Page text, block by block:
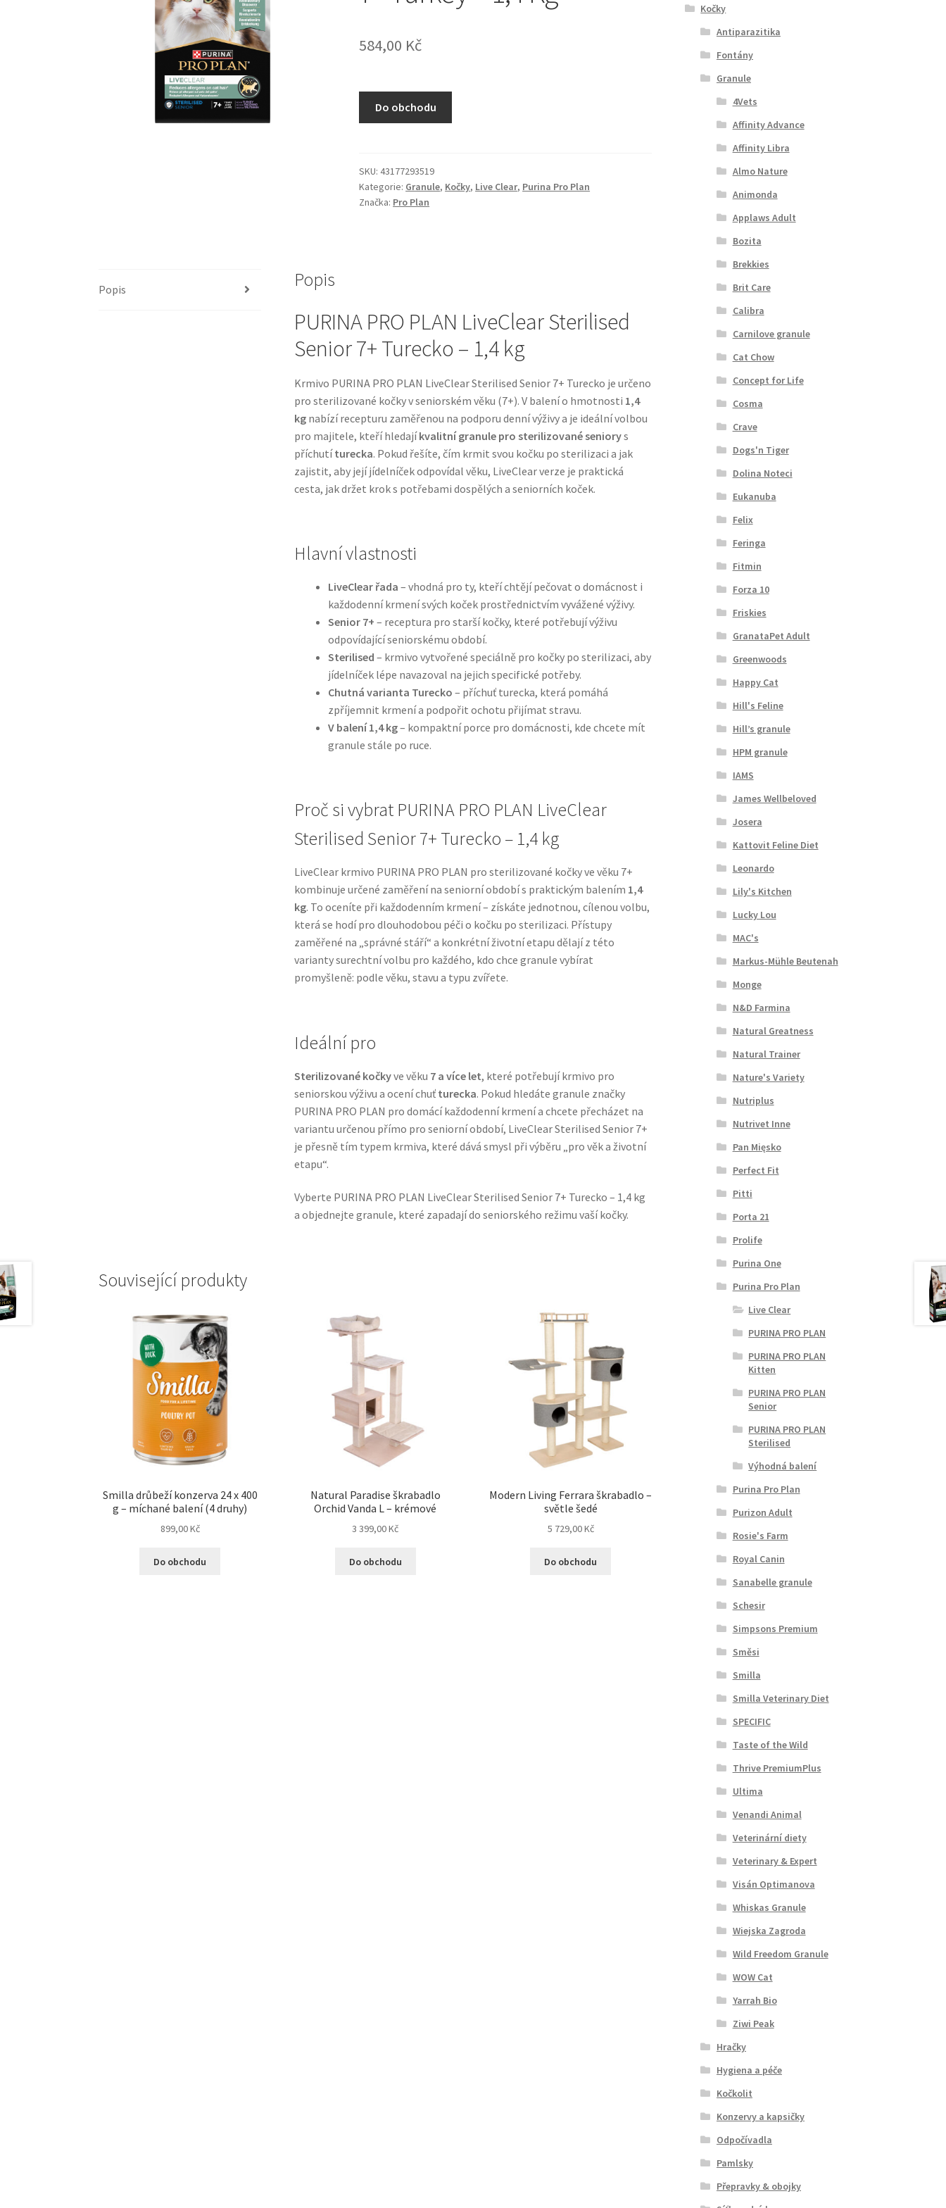
584,00 Kč
Do obchodu
SKU:43177293519
Kategorie: Granule, Kočky, Live Clear, Purina Pro Plan
Značka: Pro Plan
Popis Popis
PURINA PRO PLAN LiveClear Sterilised
Senior 7+ Turecko – 1,4 kg
Krmivo PURINA PRO PLAN LiveClear Sterilised Senior 7+ Turecko je určeno
pro sterilizované kočky v seniorském věku (7+). V balení o hmotnosti 1,4
kgnabízí recepturu zaměřenou na podporu denní výživy a je ideální volbou
pro majitele, kteří hledajíkvalitní granule pro sterilizované seniorys
příchutíturecka. Pokud řešíte, čím krmit svou kočku po sterilizaci a jak
zajistit, aby její jídelníček odpovídal věku, LiveClear verze je praktická
cesta, jak držet krok s potřebami dospělých a seniorních koček.
Hlavní vlastnosti
LiveClear řada – vhodná pro ty, kteří chtějí pečovat o domácnost i
každodenní krmení svých koček prostřednictvím vyvážené výživy.
Senior 7+ – receptura pro starší kočky, které potřebují výživu
odpovídající seniorskému období.
Sterilised – krmivo vytvořené speciálně pro kočky po sterilizaci, aby
jídelníček lépe navazoval na jejich specifické potřeby.
Chutná varianta Turecko – příchuť turecka, která pomáhá
zpříjemnit krmení a podpořit ochotu přijímat stravu.
V balení 1,4 kg– kompaktní porce pro domácnosti, kde chcete mít
granule stále po ruce.
Proč si vybrat PURINA PRO PLAN LiveClear
Sterilised Senior 7+ Turecko – 1,4 kg
LiveClear krmivo PURINA PRO PLAN pro sterilizované kočky ve věku 7+
kombinuje určené zaměření na seniorní období s praktickým balením 1,4
kg. To oceníte při každodenním krmení – získáte jednotnou, cílenou volbu,
která se hodí pro dlouhodobou péči o kočku po sterilizaci. Přístupy
zaměřené na „správné stáří“ a konkrétní životní etapu dělají z této
varianty surechtní volbu pro každého, kdo chce granule vybírat
promyšleně: podle věku, stavu a typu zvířete.
Ideální pro
Sterilizované kočkyve věku 7 a více let, které potřebují krmivo pro
seniorskou výživu a ocení chuť turecka. Pokud hledáte granule značky
PURINA PRO PLAN pro domácí každodenní krmení a chcete přecházet na
variantu určenou přímo pro seniorní období, LiveClear Sterilised Senior 7+
je přesně tím typem krmiva, které dává smysl při výběru „pro věk a životní
etapu“.
Vyberte PURINA PRO PLAN LiveClear Sterilised Senior 7+ Turecko – 1,4 kg
a objednejte granule, které zapadají do seniorského režimu vaší kočky.
Související produkty
Smilla drůbeží konzerva 24 x 400
g – míchané balení (4 druhy)
899,00Kč
Do obchodu
Natural Paradise škrabadlo
Orchid Vanda L – krémové
3 399,00Kč
Do obchodu
Modern Living Ferrara škrabadlo –
světle šedé
5 729,00Kč
Do obchodu
Kočky
Antiparazitika
Fontány
Granule
4Vets
Affinity Advance
Affinity Libra
Almo Nature
Animonda
Applaws Adult
Bozita
Brekkies
Brit Care
Calibra
Carnilove granule
Cat Chow
Concept for Life
Cosma
Crave
Dogs'n Tiger
Dolina Noteci
Eukanuba
Felix
Feringa
Fitmin
Forza 10
Friskies
GranataPet Adult
Greenwoods
Happy Cat
Hill's Feline
Hill’s granule
HPM granule
IAMS
James Wellbeloved
Josera
Kattovit Feline Diet
Leonardo
Lily's Kitchen
Lucky Lou
MAC's
Markus-Mühle Beutenah
Monge
N&D Farmina
Natural Greatness
Natural Trainer
Nature's Variety
Nutriplus
Nutrivet Inne
Pan Mięsko
Perfect Fit
Pitti
Porta 21
Prolife
Purina One
Purina Pro Plan
Live Clear
PURINA PRO PLAN
PURINA PRO PLAN
Kitten
PURINA PRO PLAN
Senior
PURINA PRO PLAN
Sterilised
Výhodná balení
Purina Pro Plan
Purizon Adult
Rosie's Farm
Royal Canin
Sanabelle granule
Schesir
Simpsons Premium
Směsi
Smilla
Smilla Veterinary Diet
SPECIFIC
Taste of the Wild
Thrive PremiumPlus
Ultima
Venandi Animal
Veterinární diety
Veterinary & Expert
Visán Optimanova
Whiskas Granule
Wiejska Zagroda
Wild Freedom Granule
WOW Cat
Yarrah Bio
Ziwi Peak
Hračky
Hygiena a péče
Kočkolit
Konzervy a kapsičky
Odpočívadla
Pamlsky
Přepravky & obojky